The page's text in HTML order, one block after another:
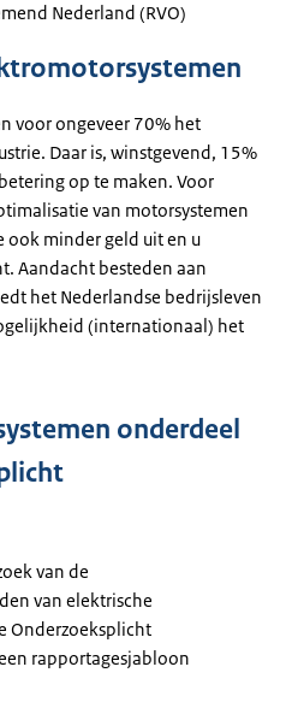
Nederland (RVO)
voor ongeveer 70% het
Daar is, winstgevend, 15%
op te maken. Voor
van motorsystemen
ook minder geld uit en u
Aandacht besteden aan
het Nederlandse bedrijsleven
(internationaal) het
onderdeel
van de
van elektrische
Onderzoeksplicht
rapportagesjabloon